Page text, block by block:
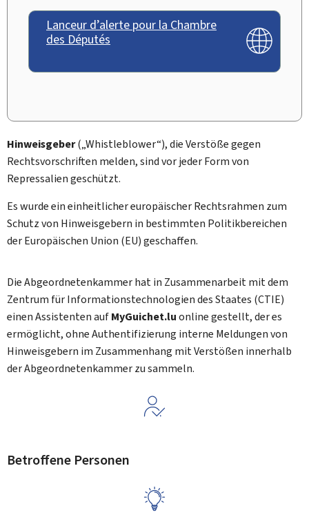
Lanceur d’alerte pour la Chambre
des Députés
Hinweisgeber(„Whistleblower“), die Verstöße gegen
Rechtsvorschriften melden, sind vor jeder Form von
Repressalien geschützt.
Es wurde ein einheitlicher europäischer Rechtsrahmen zum
Schutz von Hinweisgebern in bestimmten Politikbereichen
der Europäischen Union (EU) geschaffen.
Die Abgeordnetenkammer hat in Zusammenarbeit mit dem
Zentrum für Informationstechnologien des Staates (CTIE)
einen Assistenten aufMyGuichet.luonline gestellt, der es
ermöglicht, ohne Authentifizierung interne Meldungen von
Hinweisgebern im Zusammenhang mit Verstößen innerhalb
der Abgeordnetenkammer zu sammeln.
Betroffene Personen